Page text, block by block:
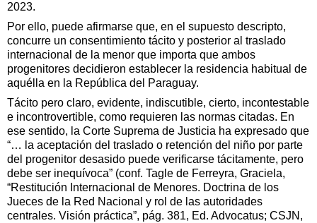
2023.
Por ello, puede afirmarse que, en el supuesto descripto,
concurre un consentimiento tácito y posterior al traslado
internacional de la menor que importa que ambos
progenitores decidieron establecer la residencia habitual de
aquélla en la República del Paraguay.
Tácito pero claro, evidente, indiscutible, cierto, incontestable
e incontrovertible, como requieren las normas citadas. En
ese sentido, la Corte Suprema de Justicia ha expresado que
“… la aceptación del traslado o retención del niño por parte
del progenitor desasido puede verificarse tácitamente, pero
debe ser inequívoca” (conf. Tagle de Ferreyra, Graciela,
“Restitución Internacional de Menores. Doctrina de los
Jueces de la Red Nacional y rol de las autoridades
centrales. Visión práctica”, pág. 381, Ed. Advocatus; CSJN,